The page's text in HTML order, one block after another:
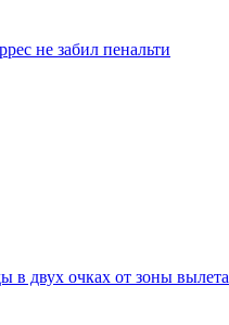
не забил пенальти
в двух очках от зоны вылета